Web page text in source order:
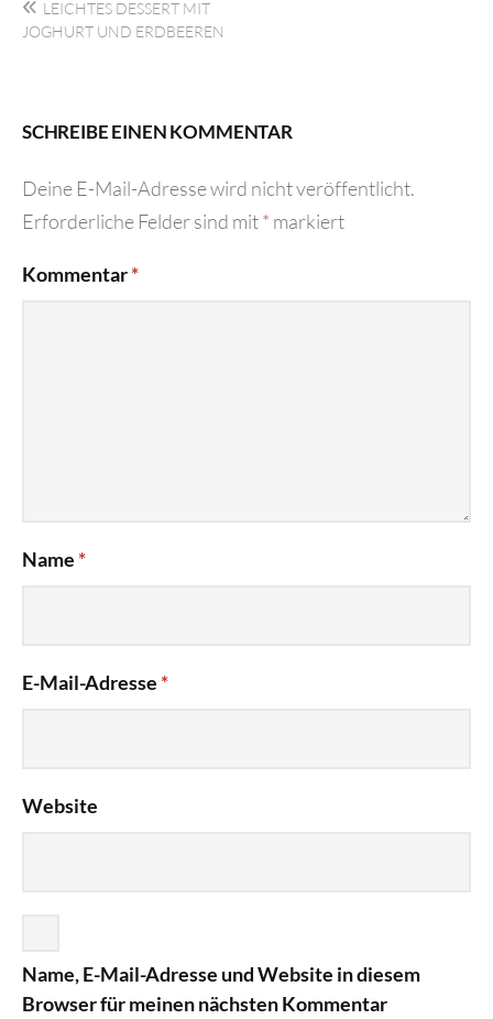
LEICHTES DESSERT MIT
JOGHURT UND ERDBEEREN
SCHREIBE EINEN KOMMENTAR
Deine E-Mail-Adresse wird nicht veröffentlicht.
Erforderliche Felder sind mit* markiert
Kommentar*
Name *
E-Mail-Adresse *
Website
Name, E-Mail-Adresse und Website in diesem
Browser für meinen nächsten Kommentar